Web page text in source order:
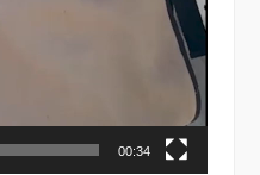
00:34